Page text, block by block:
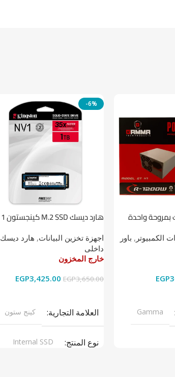
بمروحة واحدة
الكمبيوتر , باور
EGP
Gamma
-6%
هارد ديسك M.2 SSD كينجستون 1
اجهزة تخزين البيانات, هارد ديسك
داخلى
خارج المخزون
EGP3,650.00
EGP3,425.00
العلامة التجارية كينج ستون
نوع المنتج Internal SSD